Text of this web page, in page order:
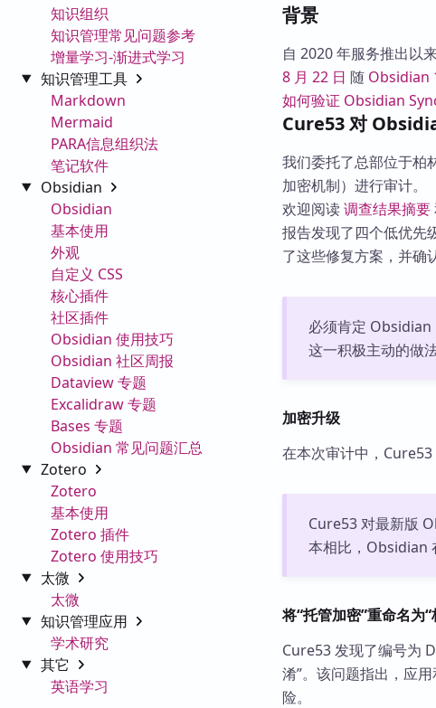
知识组织
知识管理常见问题参考
增量学习-渐进式学习
知识管理工具
Markdown
Mermaid
PARA信息组织法
笔记软件
Obsidian
Obsidian
基本使用
外观
自定义 CSS
核心插件
社区插件
Obsidian 使用技巧
Obsidian 社区周报
Dataview 专题
Excalidraw 专题
Bases 专题
Obsidian 常见问题汇总
Zotero
Zotero
基本使用
Zotero 插件
Zotero 使用技巧
太微
太微
知识管理应用
学术研究
其它
英语学习
背景
自 2020 年服务推出以
8 月 22 日 随 Obsidian
如何验证 Obsidian
Cure53 对
我们委托了总部位于柏
加密机制）进行审计。
欢迎阅读调查结果摘要
报告发现了四个低优先
了这些修复方案，并确
必须肯定 Obsidian
这一积极主动的做
加密升级
在本次审计中，
Cure53 对最新版
本相比，Obsidian
将“托管加密”重命名为
Cure53 发现了编号为
淆”。该问题指出，应
险。